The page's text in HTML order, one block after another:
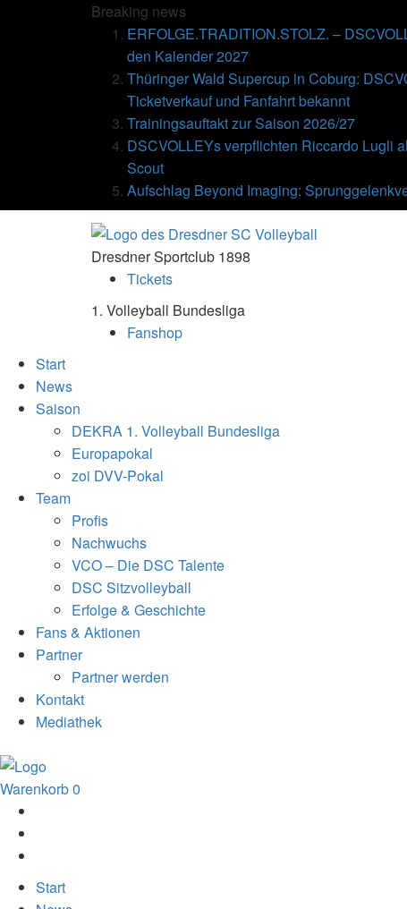
Breaking news
ERFOLGE.TRADITION.STOLZ. –
den Kalender 2027
Thüringer Wald Supercup in Coburg:
Ticketverkauf und Fanfahrt bekannt
Trainingsauftakt zur Saison 2026/27
DSCVOLLEYs verpflichten Riccardo Lugli
Scout
Aufschlag Beyond Imaging:
Dresdner Sportclub 1898
Tickets
1. Volleyball Bundesliga
Fanshop
Start
News
Saison
DEKRA 1. Volleyball Bundesliga
Europapokal
zoi DVV-Pokal
Team
Profis
Nachwuchs
VCO – Die DSC Talente
DSC Sitzvolleyball
Erfolge & Geschichte
Fans & Aktionen
Partner
Partner werden
Kontakt
Mediathek
Warenkorb0
Start